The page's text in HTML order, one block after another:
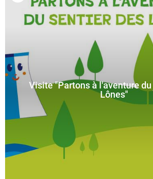
Visite "Partons à l'aventure
Lônes"